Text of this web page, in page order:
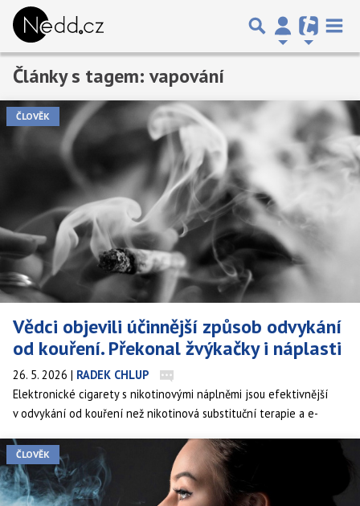
Články s tagem: vapování
ČLOVĚK
Vědci objevili účinnější způsob odvykání
od kouření. Překonal žvýkačky i náplasti
26. 5. 2026 | RADEK CHLUP
Elektronické cigarety s nikotinovými náplněmi jsou efektivnější
v odvykání od kouření než nikotinová substituční terapie a e-
ČLOVĚK